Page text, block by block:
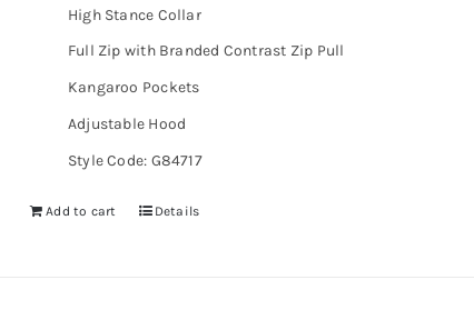
High Stance Collar
Full Zip with Branded Contrast Zip Pull
Kangaroo Pockets
Adjustable Hood
Style Code: G84717
Add to cart Details